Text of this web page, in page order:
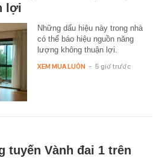
lợi
Những dấu hiệu này trong nhà
có thể báo hiệu nguồn năng
lượng không thuận lợi.
XEM MUA LUÔN - 5 giờ trước
tuyến Vành đai 1 trên